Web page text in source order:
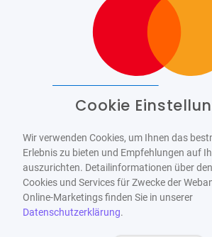
WCAG-2.1-AA
Cookie
Wir verwenden Cookies, um Ihnen das
Erlebnis zu bieten und Empfehlungen auf
auszurichten. Detailinformationen über
Cookies und Services für Zwecke der
Online-Marketings finden Sie in unserer
Datenschutzerklärung.